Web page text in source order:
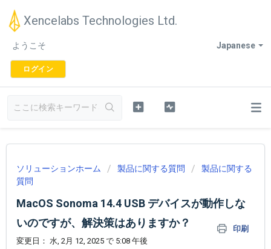
Xencelabs Technologies Ltd.
Japanese
ようこそ
ログイン
ソリューションホーム 製品に関する質問
製品に関する
質問
MacOS Sonoma 14.4 USB デバイスが動作しな
いのですが、解決策はありますか？
印刷
変更日： 水, 2月 12, 2025 で 5:08 午後